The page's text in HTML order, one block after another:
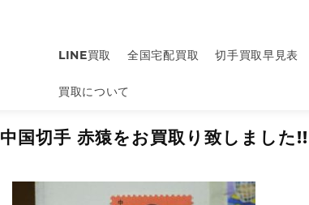
LINE買取 全国宅配買取 切手買取早見表
買取について
中国切手 赤猿をお買取り致しました!!